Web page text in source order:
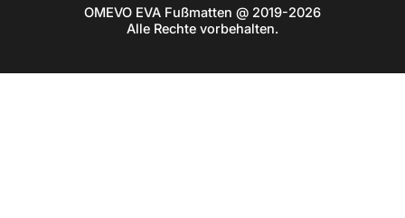
OMEVO EVA Fußmatten @ 2019-2026
Alle Rechte vorbehalten.